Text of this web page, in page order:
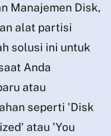
Manajemen Disk,
alat partisi
solusi ini untuk
Anda
atau
seperti 'Disk
atau 'You